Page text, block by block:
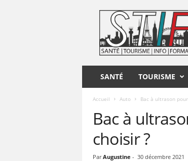
SANTÉ TOURISME
Accueil Auto Bac à ultrason
Bac à
choisir ?
Par Augustine - 30 décembre 2021